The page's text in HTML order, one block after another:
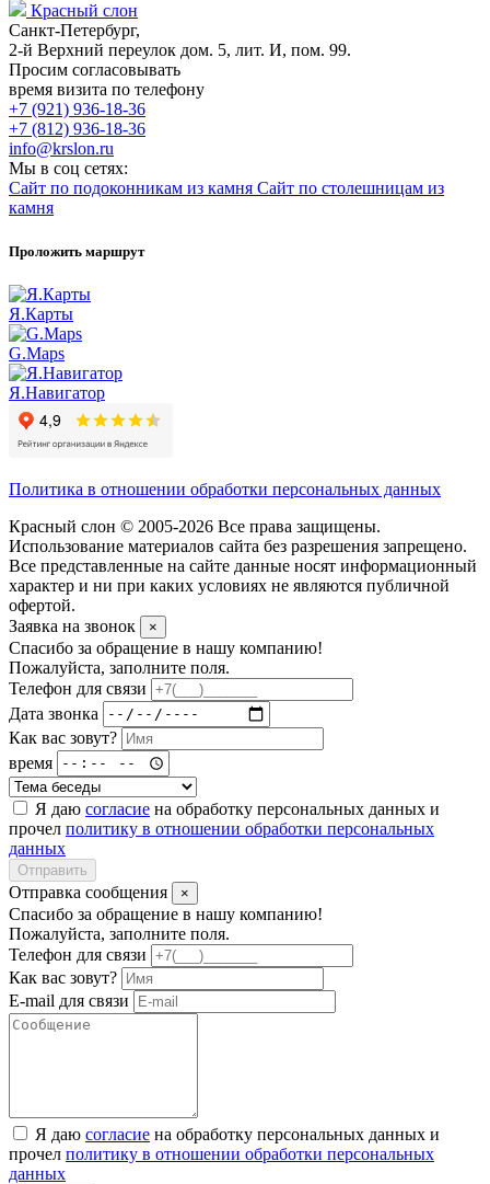
Красный слон
Санкт-Петербург,
2-й Верхний переулок дом. 5, лит. И, пом. 99.
Просим согласовывать
время визита по телефону
+7 (921) 936-18-36
+7 (812) 936-18-36
info@krslon.ru
Мы в соц сетях:
Сайт по подоконникам из камня Сайт по столешницам из
камня
Проложить маршрут
Я.Карты
G.Maps
Я.Навигатор
Политика в отношении обработки персональных данных
Красный слон © 2005-2026 Все права защищены.
Использование материалов сайта без разрешения запрещено.
Все представленные на сайте данные носят информационный
характер и ни при каких условиях не являются публичной
офертой.
Заявка на звонок
×
Спасибо за обращение в нашу компанию!
Пожалуйста, заполните поля.
Телефон для связи
Дата звонка
Как вас зовут?
время
Я даю согласие на обработку персональных данных и
прочел политику в отношении обработки персональных
данных
Отправить
Отправка сообщения ×
Спасибо за обращение в нашу компанию!
Пожалуйста, заполните поля.
Телефон для связи
Как вас зовут?
E-mail для связи
Я даю согласие на обработку персональных данных и
прочел политику в отношении обработки персональных
данных